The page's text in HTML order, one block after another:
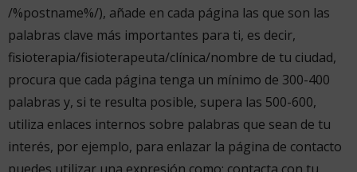
/%postname%/), añade en cada página las que son las
palabras clave más importantes para ti, es decir,
fisioterapia/fisioterapeuta/clínica/nombre de tu ciudad,
procura que cada página tenga un mínimo de 300-400
palabras y, si te resulta posible, supera las 500-600,
utiliza enlaces internos sobre palabras que sean de tu
interés, por ejemplo, para enlazar la página de contacto